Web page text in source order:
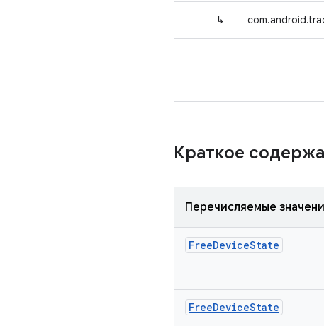
↳
Краткое
Перечисляемые
FreeDeviceState
FreeDeviceState